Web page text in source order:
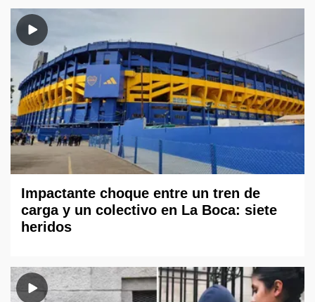
Impactante choque entre un tren de
carga y un colectivo en La Boca: siete
heridos